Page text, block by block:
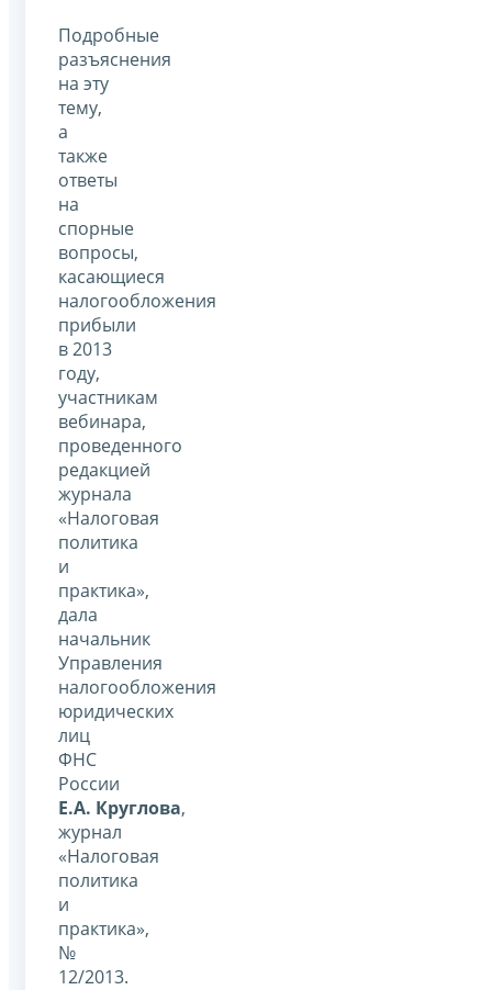
Подробные
разъяснения
на эту
тему,
а
также
ответы
на
спорные
вопросы,
касающиеся
налогообложения
прибыли
в 2013
году,
участникам
вебинара,
проведенного
редакцией
журнала
«Налоговая
политика
и
практика»,
дала
начальник
Управления
налогообложения
юридических
лиц
ФНС
России
Е.А. Круглова,
журнал
«Налоговая
политика
и
практика»,
№
12/2013.